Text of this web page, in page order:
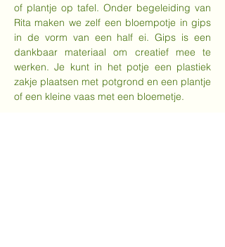
of plantje op tafel. Onder begeleiding van
Rita maken we zelf een bloempotje in gips
in de vorm van een half ei. Gips is een
dankbaar materiaal om creatief mee te
werken. Je kunt in het potje een plastiek
zakje plaatsen met potgrond en een plantje
of een kleine vaas met een bloemetje.